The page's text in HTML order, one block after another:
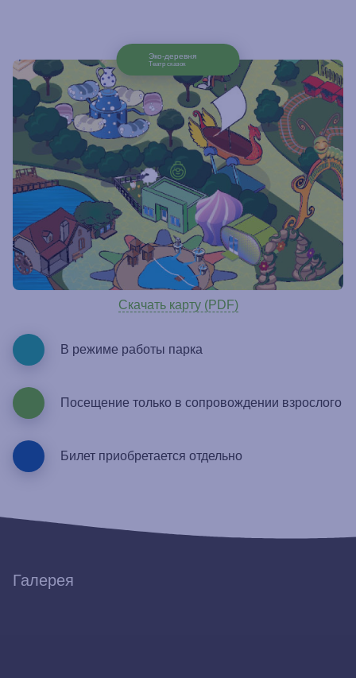
Эко-деревня
Театр сказок
Скачать карту (PDF)
В режиме работы парка
Посещение только в сопровождении взрослого
Билет приобретается отдельно
Галерея